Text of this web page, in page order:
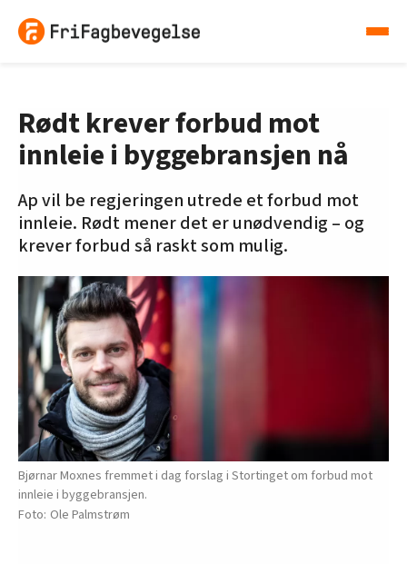
Rødt krever forbud mot
innleie i byggebransjen nå
Ap vil be regjeringen utrede et forbud mot
innleie. Rødt mener det er unødvendig – og
krever forbud så raskt som mulig.
Bjørnar Moxnes fremmet i dag forslag i Stortinget om forbud mot
innleie i byggebransjen.
Ole Palmstrøm